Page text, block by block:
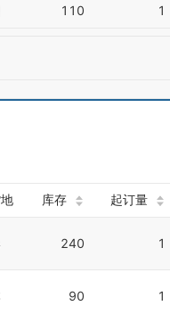
110 1
库存 起订量
240 1
90 1